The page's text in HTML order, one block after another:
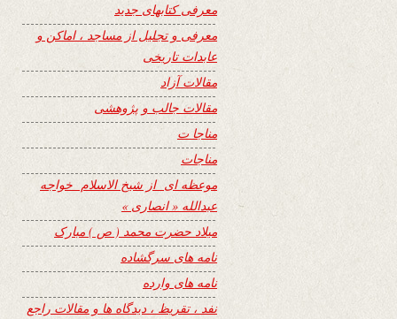
معرفی کتابهای جدید
معرفی و تجلیل از مساجد ، اماکن و
عابدات تاریخی
مقالات آزاد
مقالات جالب و پژوهشی
مناجا ت
مناجات
موعظه ای از شیخ الاسلام خواجه
عبدالله « انصاری »
میلاد حضرت محمد ( ص ) مبارک
نامه های سرگشاده
نامه های وارده
نفد ، تقریظ ، دیدگاه ها و مقالات راجع